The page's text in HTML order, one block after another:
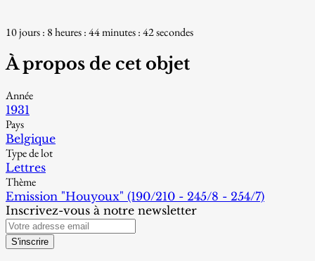
10 jours : 8 heures : 44 minutes : 40 secondes
À propos de cet objet
Année
1931
Pays
Belgique
Type de lot
Lettres
Thème
Emission "Houyoux" (190/210 - 245/8 - 254/7)
Inscrivez-vous à notre newsletter
S'inscrire